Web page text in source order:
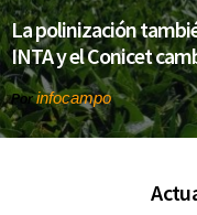
La polinización
INTA y el Conicet
Porinfocampo